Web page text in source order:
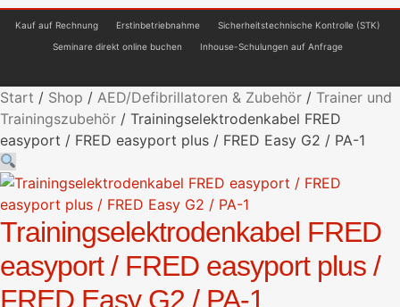
Kauf auf Rechnung Erstinbetriebnahme
Sicherheitstechnische Kontrolle (STK)
Seminare direkt online buchen
Inhouse-Schulungen auf Anfrage
Start / Shop / AED/Defibrillatoren & Zubehör / Trainer und
Trainingszubehör / Trainingselektrodenkabel FRED
easyport / FRED easyport plus / FRED Easy G2 / PA-1
Trainingselektrodenkabel FRED
easyport / FRED easyport plus /
FRED Easy G2 / PA-1